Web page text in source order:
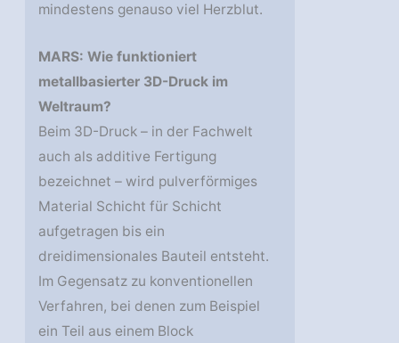
mindestens genauso viel Herzblut.
MARS: Wie funktioniert
metallbasierter 3D-Druck im
Weltraum?
Beim 3D-Druck – in der Fachwelt
auch als additive Fertigung
bezeichnet – wird pulverförmiges
Material Schicht für Schicht
aufgetragen bis ein
dreidimensionales Bauteil entsteht.
Im Gegensatz zu konventionellen
Verfahren, bei denen zum Beispiel
ein Teil aus einem Block